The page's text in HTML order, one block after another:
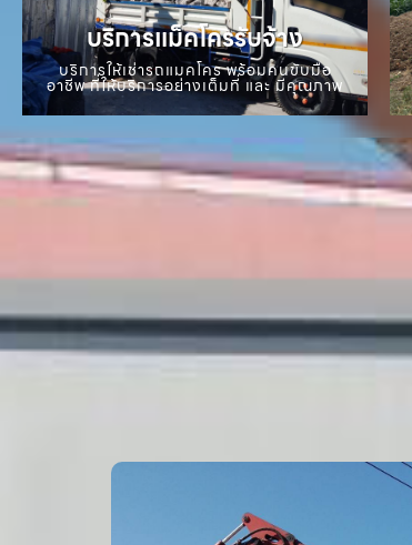
บริการแม็คโครรับจ้าง
บริการให้เช่ารถแมคโคร พร้อมคนขับมือ
อาชีพ ที่ให้บริการอย่างเต็มที่ และ มีคุณภาพ